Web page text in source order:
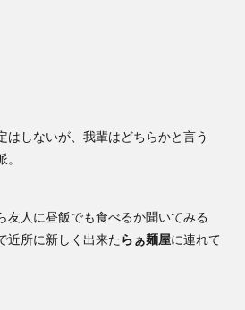
はしないが、我輩はどちらかと言う
友人に昼飯でも食べるか聞いてみる
近所に新しく出来たらぁ麺屋に連れて